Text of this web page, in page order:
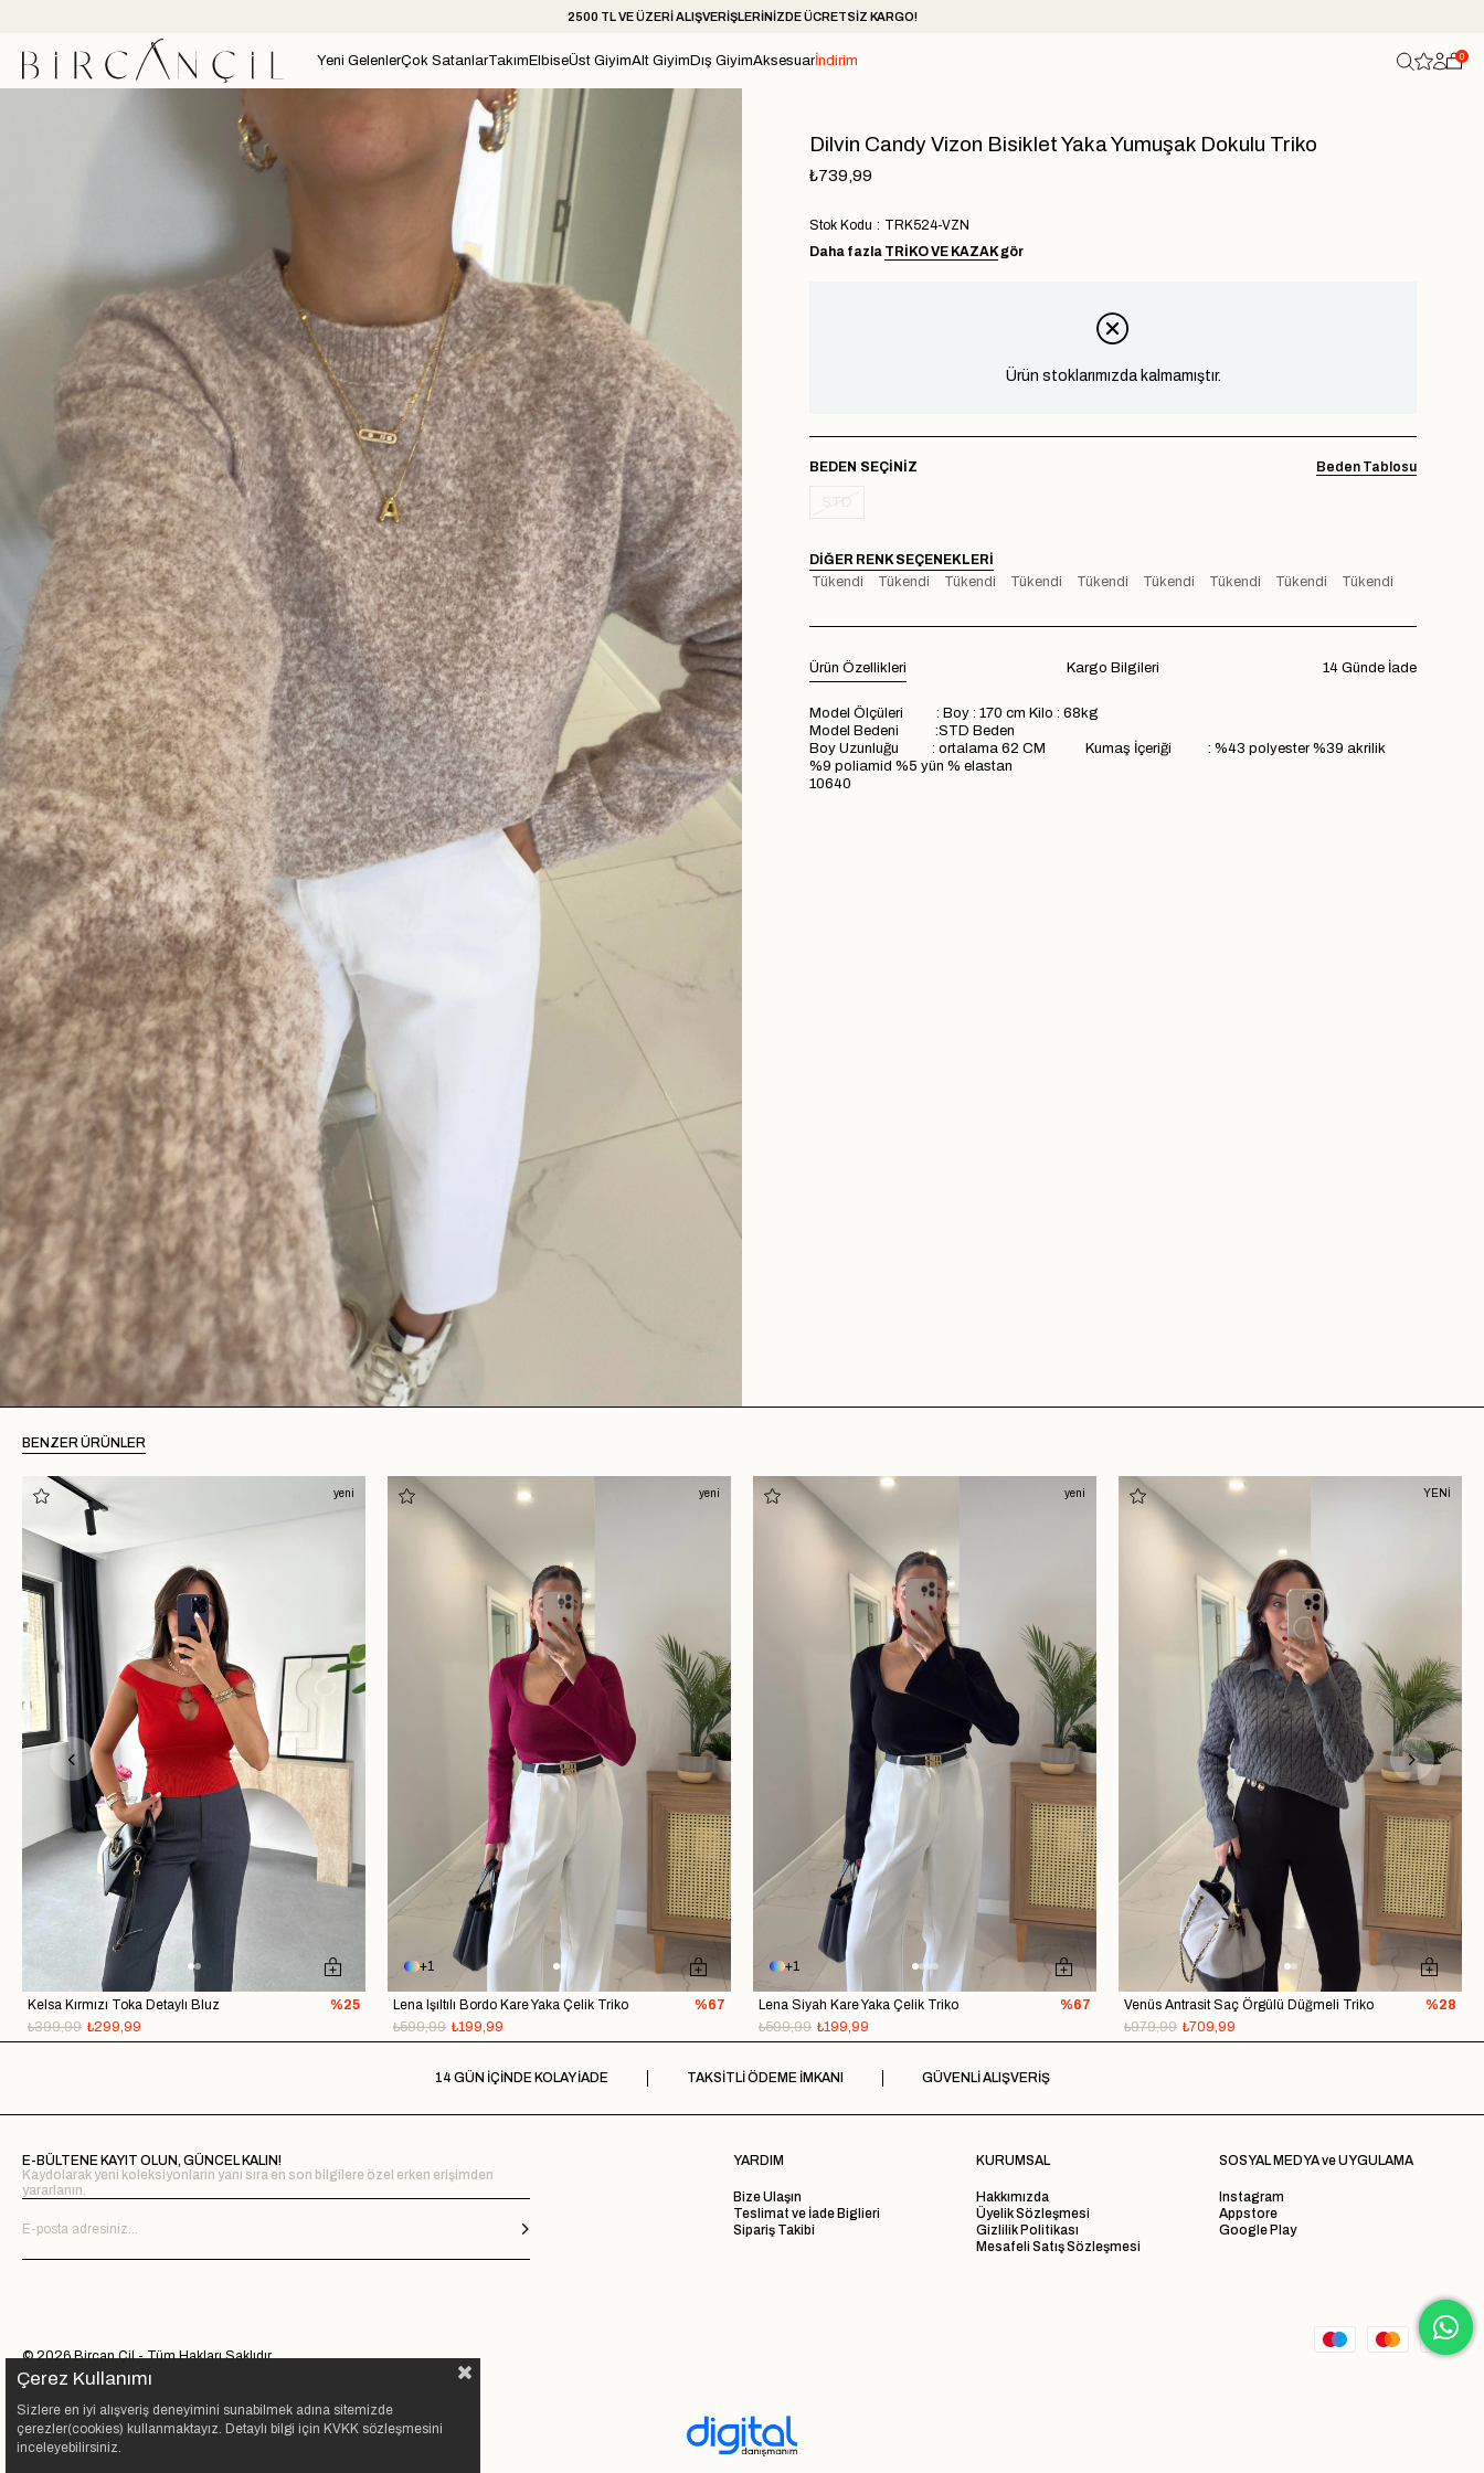
2500 TL VE ÜZERİ ALIŞVERİŞLERİNİZDE ÜCRETSİZ KARGO!
Yeni GelenlerÇok SatanlarTakım ElbiseÜst GiyimAlt Giyim Dış GiyimAksesuarİndirim 0
Dilvin Candy Vizon Bisiklet Yaka Yumuşak Dokulu Triko
₺739,99
Stok Kodu
TRK524-VZN
Daha fazla TRIKO VE KAZAKgör
Ürün stoklarımızda kalmamıştır.
Beden Tablosu
BEDEN
DIĞER RENK SEÇENEKLERI
Tükendi
Tükendi Tükendi Tükendi Tükendi Tükendi Tükendi Tükendi Tükendi
Ürün Özellikleri 14 Günde İade
Kargo Bilgileri
Model Ölçüleri : Boy : 170 cm Kilo : 68kg
Model Bedeni :STD Beden
Boy Uzunluğu : ortalama 62 CM Kumaş İçeriği : %43 polyester %39 akrilik
%9 poliamid %5 yün % elastan
10640
BENZER ÜRÜNLER
Kelsa Kırmızı Toka Detaylı Bluz
₺299,99
₺399,99
%25
yeni
1
Lena Işıltılı Bordo Kare Yaka Çelik Triko
₺199,99
₺599,99
%67
yeni
1
Lena Siyah Kare Yaka Çelik Triko
₺199,99
₺599,99
%67
yeni
Venüs Antrasit Saç Örgülü Düğmeli Triko
₺709,99
₺979,99
%28
YENİ
14 GÜN İÇİNDE KOLAY İADE TAKSİTLİ ÖDEME İMKANI GÜVENLİ ALIŞVERİŞ
E-BÜLTENE KAYIT OLUN, GÜNCEL KALIN!
Kaydolarak yeni koleksiyonların yanı sıra en son bilgilere özel erken erişimden
yararlanın.
YARDIM
Bize Ulaşın
Teslimat ve İade Biglieri
Sipariş Takibi
KURUMSAL
Hakkımızda
Üyelik Sözleşmesi
Gizlilik Politikası
Mesafeli Satış Sözleşmesi
SOSYAL MEDYA ve UYGULAMA
Instagram
Appstore
Google Play
© 2026 Bircan Çil - Tüm Hakları Saklıdır.
Çerez Kullanımı
Sizlere en iyi alışveriş deneyimini sunabilmek adına sitemizde
çerezler(cookies) kullanmaktayız. Detaylı bilgi için KVKK sözleşmesini
inceleyebilirsiniz.